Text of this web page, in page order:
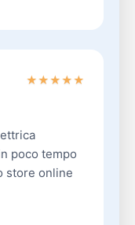
★★★★★
poco tempo
store online